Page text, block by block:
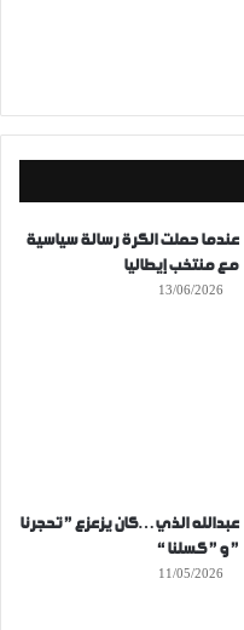
عندما حملت الكرة رسالة سياسية
مع منتخب إيطاليا
13/06/2026
عبدالله الذي…كان يزعزع ” تحجرنا
” و ” كسلنا “
11/05/2026